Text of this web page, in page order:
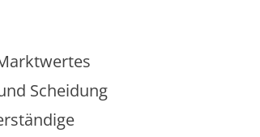
Scheidung